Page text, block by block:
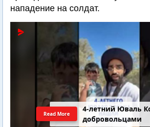
нападение на солдат.
4-летний Юваль
добровольцами
Read More